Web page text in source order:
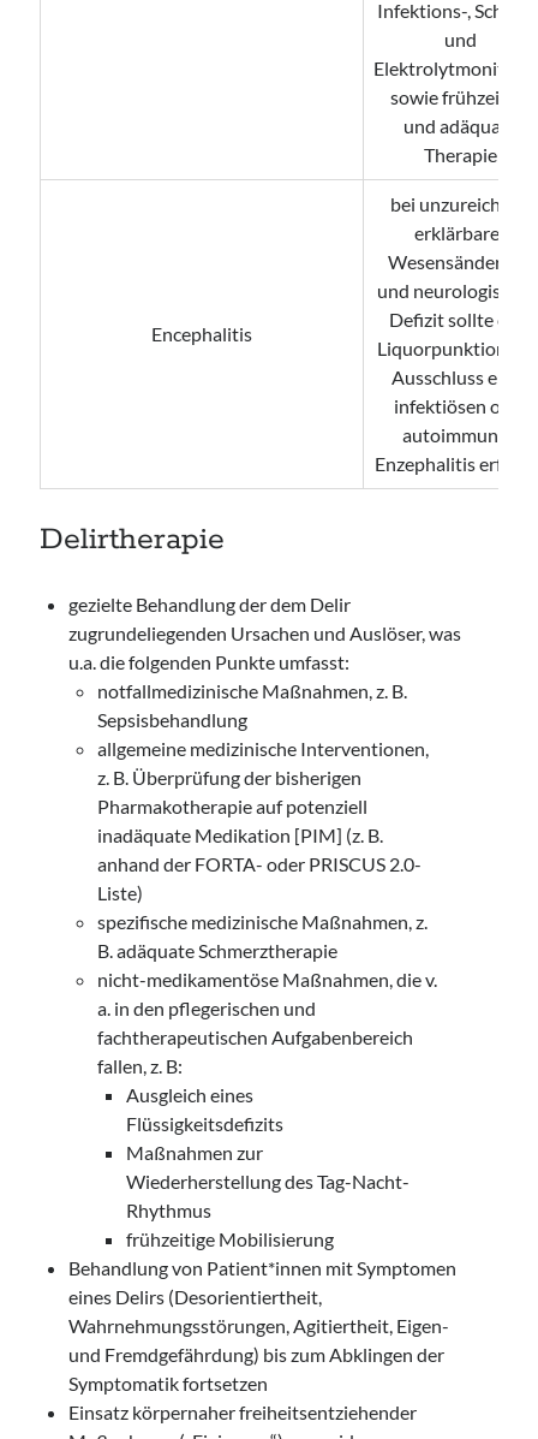
Infektions-,
und
sowie frühzeitige
und adäquate
Therapie
Encephalitis
bei unzureichend
erklärbarer
Wesensänderung
und
Defizit sollte eine
Liquorpunktion
Ausschluss einer
infektiösen oder
autoimmunen
Enzephalitis
Delirtherapie
gezielte Behandlung der dem Delir
zugrundeliegenden Ursachen und Auslöser, was
u.a. die folgenden Punkte umfasst:
notfallmedizinische Maßnahmen, z. B.
Sepsisbehandlung
allgemeine medizinische Interventionen,
z. B. Überprüfung der bisherigen
Pharmakotherapie auf potenziell
inadäquate Medikation [PIM] (z. B.
anhand der FORTA- oder PRISCUS 2.0-
Liste)
spezifische medizinische Maßnahmen, z.
B. adäquate Schmerztherapie
nicht-medikamentöse Maßnahmen, die v.
a. in den pflegerischen und
fachtherapeutischen Aufgabenbereich
fallen, z. B:
Ausgleich eines
Flüssigkeitsdefizits
Maßnahmen zur
Wiederherstellung des Tag-Nacht-
Rhythmus
frühzeitige Mobilisierung
Behandlung von Patient*innen mit Symptomen
eines Delirs (Desorientiertheit,
Wahrnehmungsstörungen, Agitiertheit, Eigen-
und Fremdgefährdung) bis zum Abklingen der
Symptomatik fortsetzen
Einsatz körpernaher freiheitsentziehender